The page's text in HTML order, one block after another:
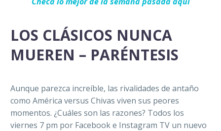
LOS CLÁSICOS NUNCA
MUEREN – PARÉNTESIS
Aunque parezca increíble, las rivalidades de antaño
como América versus Chivas viven sus peores
momentos. ¿Cuáles son las razones? Todos los
viernes 7 pm por Facebook e Instagram TV un nuevo